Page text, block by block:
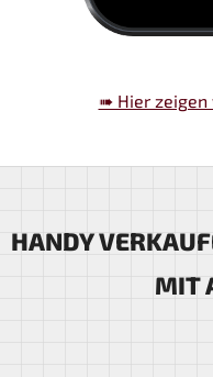
➠ Hier
HANDY
MIT